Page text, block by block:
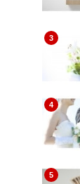
3
4
5